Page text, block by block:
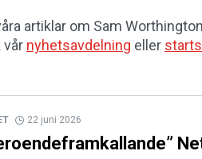
artiklar om Sam
vår nyhetsavdelning eller
22 juni 2026